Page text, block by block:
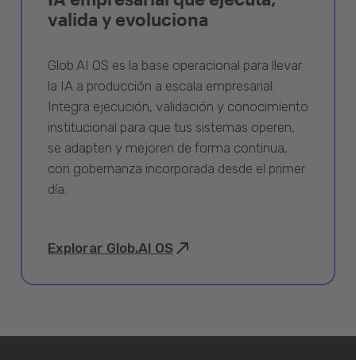
valida y evoluciona
Glob.AI OS es la base operacional para llevar
la IA a producción a escala empresarial.
Integra ejecución, validación y conocimiento
institucional para que tus sistemas operen,
se adapten y mejoren de forma continua,
con gobernanza incorporada desde el primer
día.
Explorar Glob.AI OS